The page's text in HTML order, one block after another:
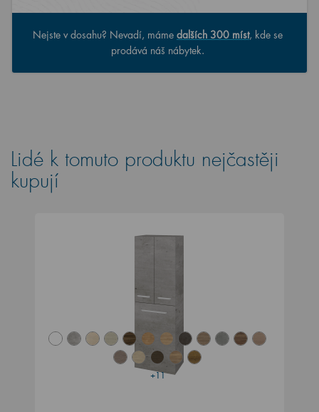
Nejste v dosahu? Nevadí, máme dalších 300 míst, kde se
prodává náš nábytek.
Lidé k tomuto produktu nejčastěji
kupují
+11